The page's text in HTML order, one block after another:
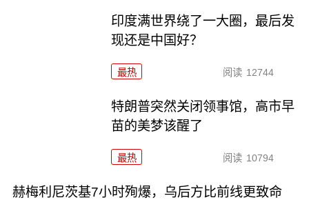
印度满世界绕了一大圈，最后发
现还是中国好？
最热 阅读 12744
特朗普突然关闭领事馆，高市早
苗的美梦该醒了
最热 阅读 10794
赫梅利尼茨基7小时殉爆，乌后方比前线更致命